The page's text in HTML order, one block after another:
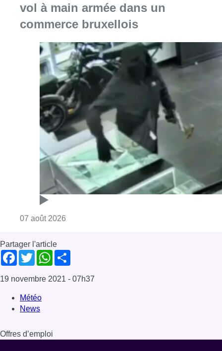
vol à main armée dans un
commerce bruxellois
07 août 2026
Partager l'article
Facebook
TwitterWhatsApp
19 novembre 2021 - 07h37
Météo
News
Offres d’emploi